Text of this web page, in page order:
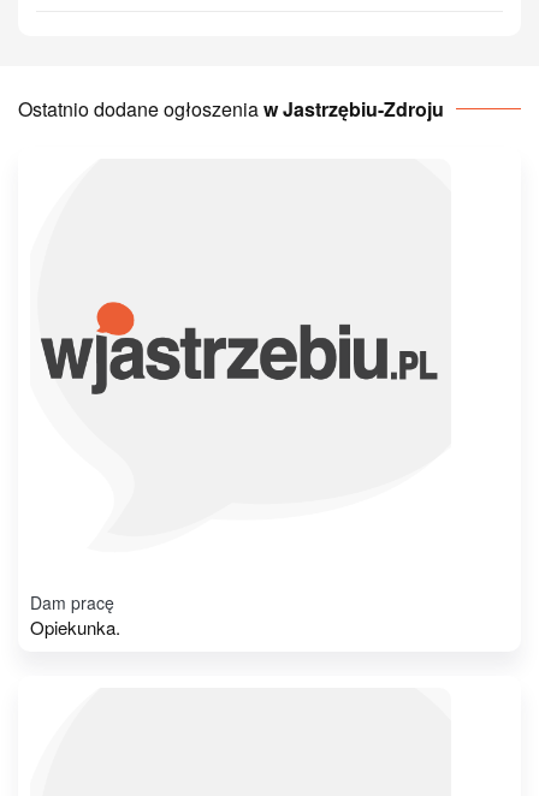
Ostatnio dodane ogłoszeniaw Jastrzębiu-Zdroju
Dam pracę
Opiekunka.